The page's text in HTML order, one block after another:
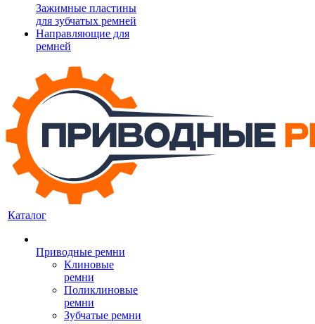
Зажимные пластины
для зубчатых ремней
Направляющие для
ремней
Каталог
Приводные ремни
Клиновые
ремни
Поликлиновые
ремни
Зубчатые ремни